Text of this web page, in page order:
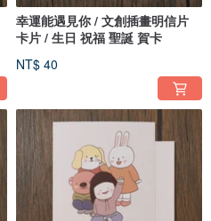
幸運能遇見你 / 文創插畫明信片
卡片 / 生日 祝福 聖誕 賀卡
NT$ 40